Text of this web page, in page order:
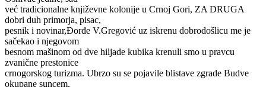
već tradicionalne književne kolonije u Crnoj Gori, ZA DRUGA
dobri duh primorja, pisac,
pesnik i novinar,Đorđe V.Gregović uz iskrenu dobrodošlicu me je
sačekao i njegovom
besnom mašinom od dve hiljade kubika krenuli smo u pravcu
zvanične prestonice
crnogorskog turizma. Ubrzo su se pojavile blistave zgrade Budve
okupane suncem,